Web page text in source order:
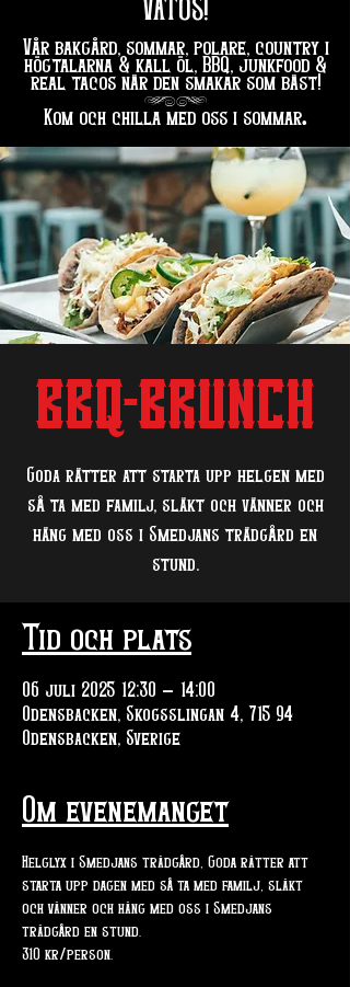
VATOS!
Vår bakgård, sommar, polare, country i
högtalarna & kall öl, BBQ, junkfood &
real tacos när den smakar som bäst!
hg
Kom och chilla med oss i sommar.
BBQ-BRUNCH
Goda rätter att starta upp helgen med
så ta med familj, släkt och vänner och
häng med oss i Smedjans trädgård en
stund.
Tid och plats
06 juli 2025 12:30 – 14:00
Odensbacken, Skogsslingan 4, 715 94
Odensbacken, Sverige
Om evenemanget
Helglyx i Smedjans trädgård, Goda rätter att
starta upp dagen med så ta med familj, släkt
och vänner och häng med oss i Smedjans
trädgård en stund.
310 kr/person.